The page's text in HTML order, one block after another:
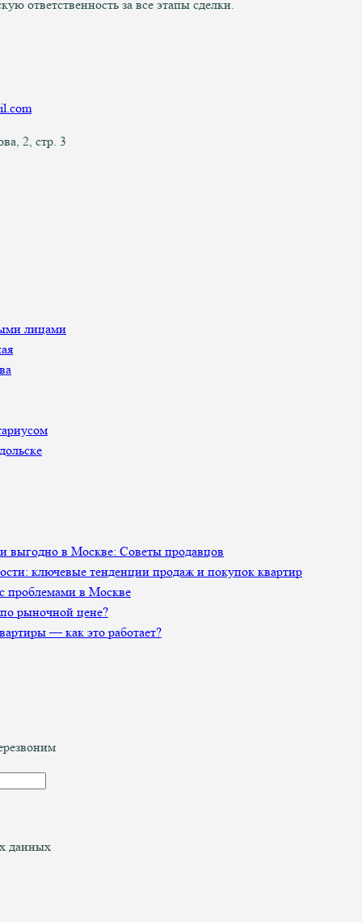
ответственность за все этапы сделки.
2, стр. 3
лицами
выгодно в Москве: Советы продавцов
ключевые тенденции продаж и покупок квартир
проблемами в Москве
рыночной цене?
— как это работает?
данных